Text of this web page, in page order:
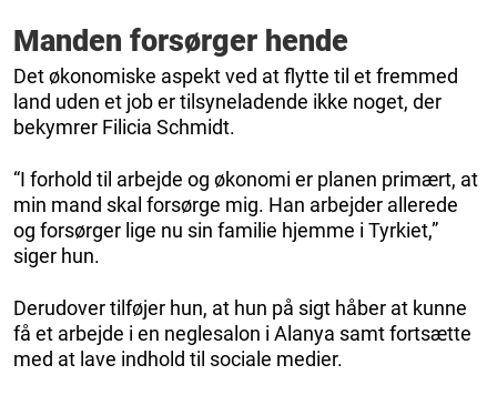
Manden forsørger hende
Det økonomiske aspekt ved at flytte til et fremmed
land uden et job er tilsyneladende ikke noget, der
bekymrer Filicia Schmidt.
“I forhold til arbejde og økonomi er planen primært, at
min mand skal forsørge mig. Han arbejder allerede
og forsørger lige nu sin familie hjemme i Tyrkiet,”
siger hun.
Derudover tilføjer hun, at hun på sigt håber at kunne
få et arbejde i en neglesalon i Alanya samt fortsætte
med at lave indhold til sociale medier.